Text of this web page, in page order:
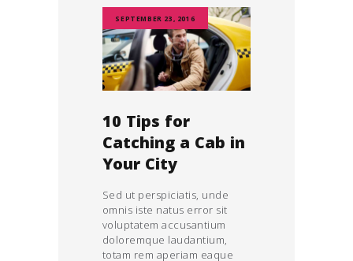
SEPTEMBER 23, 2016
10 Tips for
Catching a Cab in
Your City
Sed ut perspiciatis, unde
omnis iste natus error sit
voluptatem accusantium
doloremque laudantium,
totam rem aperiam eaque